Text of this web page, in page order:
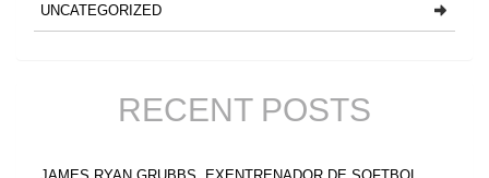
UNCATEGORIZED
RECENT POSTS